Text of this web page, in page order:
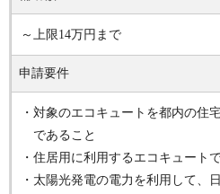
～上限14万円まで
申請要件
・対象のエコキュートを都内の住
であること
・住居用に利用するエコキュート
・太陽光発電の電力を利用して、